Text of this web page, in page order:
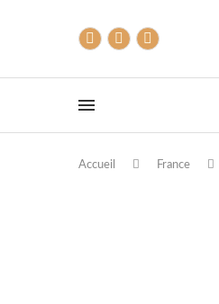
Accueil France